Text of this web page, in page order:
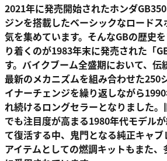
2021年に発売開始されたホンダ
ジンを搭載したベーシックなロード
気を集めています。そんなGBの歴史
り着くのが1983年末に発売された「
す。バイクブーム全盛期において、
最新のメカニズムを組み合わせた250
イナーチェンジを繰り返しながら
れ続けるロングセラーとなりました
でも注目度が高まる1980年代モデル
て復活する中、鬼門となる純正キャ
アイテムとしての燃調キットもまた